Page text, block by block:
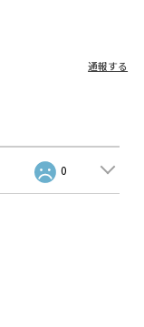
通報する
0